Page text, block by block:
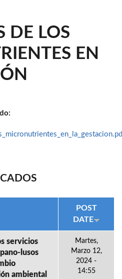
DE LOS
EN
POST
DATE
servicios
lusos
ambiental
Martes,
Marzo 12,
2024 -
14:55